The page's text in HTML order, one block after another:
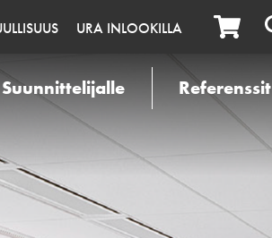
URA INLOOKILLA
Suunnittelijalle Referenssit